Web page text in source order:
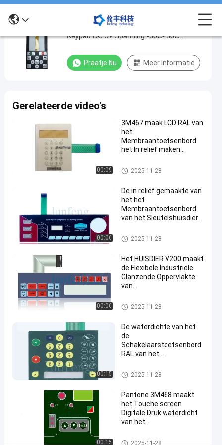
Silkscreen
Printing
Waterdicht
Membraan
5V
Spanning
Temperatuur
Waterdicht
2025-
05-23
383
#
de vlakke sleutels
Membraantoetsenbord
waterdicht
#
De schakelaar van
het de
van het
HUISDIERENmetaal
#
autotex F150-de
schakelaar van de
Silkscreen Printing Waterdicht Membraan
Keypad DC 5V Spanning -30C- 80C
Praatje Nu Meer Informatie
Gerelateerde video's
00:09
3M467 maak LCD RAL van
het
Membraantoetsenbord
het In reliëf maken
waterdicht
Waterdicht Membraantoetsen
bord
2025-11-28
00:06
De in reliëf gemaakte van
het het
Membraantoetsenbord
van het Sleutelshuisdier
van het het
Metaalkoepels Geleide
Waterdicht Membraantoetsen
bord
2025-11-28
00:06
Het HUISDIER V200 maakt
de Flexibele Industriële
Glanzende Oppervlakte
van
waterdicht
Waterdicht Membraantoetsen
bord
2025-11-28
00:15
De waterdichte van het
de
Schakelaarstoetsenbord
RAL van het
3M Adhesive
Waterdicht Membraantoetsen
bord
2025-11-28
00:15
Pantone 3M468 maakt
het Touche screen
Digitale Druk waterdicht
van het
Waterdicht Membraantoetsen
2025-11-28